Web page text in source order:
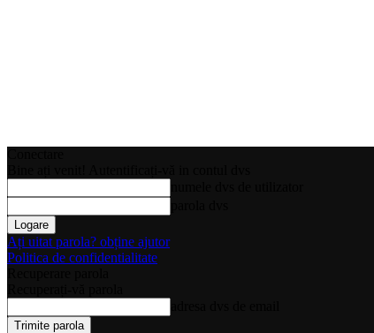
Ați uitat parola? obține ajutor
Politica de confidentialitate